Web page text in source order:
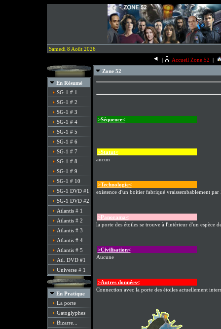
Samedi 8 Août 2026
|
Accueil Zone 52 |
En Résumé
SG-1 # 1
SG-1 # 2
SG-1 # 3
SG-1 # 4
SG-1 # 5
SG-1 # 6
SG-1 # 7
SG-1 # 8
SG-1 # 9
SG-1 # 10
SG-1 DVD #1
SG-1 DVD #2
Atlantis # 1
Atlantis # 2
Atlantis # 3
Atlantis # 4
Atlantis # 5
Atl. DVD #1
Universe # 1
En Pratique
La porte
Gatoglyphes
Bizarre...
Zone 52
>Séquence<
>Statut<
aucun
>Technologie<
existence d'un boitier fabriqué vraissembablement par
>Panorama<
la porte des étoiles se trouve à l'intérieur d'un espèce
>Civilisation<
Aucune
>Autres données<
Connection avec la porte des étoiles actuellement